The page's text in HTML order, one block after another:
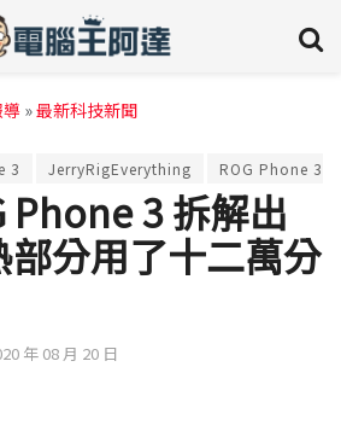
»最新科技新聞
3 JerryRigEverything ROG Phone 3
Phone 3 拆解出
分用了十二萬分
年 08 月 20 日